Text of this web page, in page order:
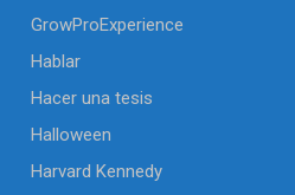
GrowProExperience
Hablar
Hacer una tesis
Halloween
Harvard Kennedy